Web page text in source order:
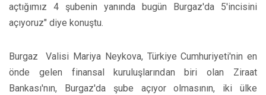
açtığımız 4 şubenin yanında bugün Burgaz'da 5'incisini
açıyoruz" diye konuştu.
Burgaz Valisi Mariya Neykova, Türkiye Cumhuriyeti'nin en
önde gelen finansal kuruluşlarından biri olan Ziraat
Bankası'nın, Burgaz'da şube açıyor olmasının, iki ülke